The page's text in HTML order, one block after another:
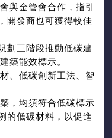
與金管會合作，指引
開發商也可獲得較佳
劃三階段推動低碳建
築能效標示。
、低碳創新工法、智
，均須符合低碳標示
的低碳材料，以促進